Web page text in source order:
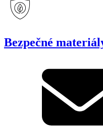
Bezpečné